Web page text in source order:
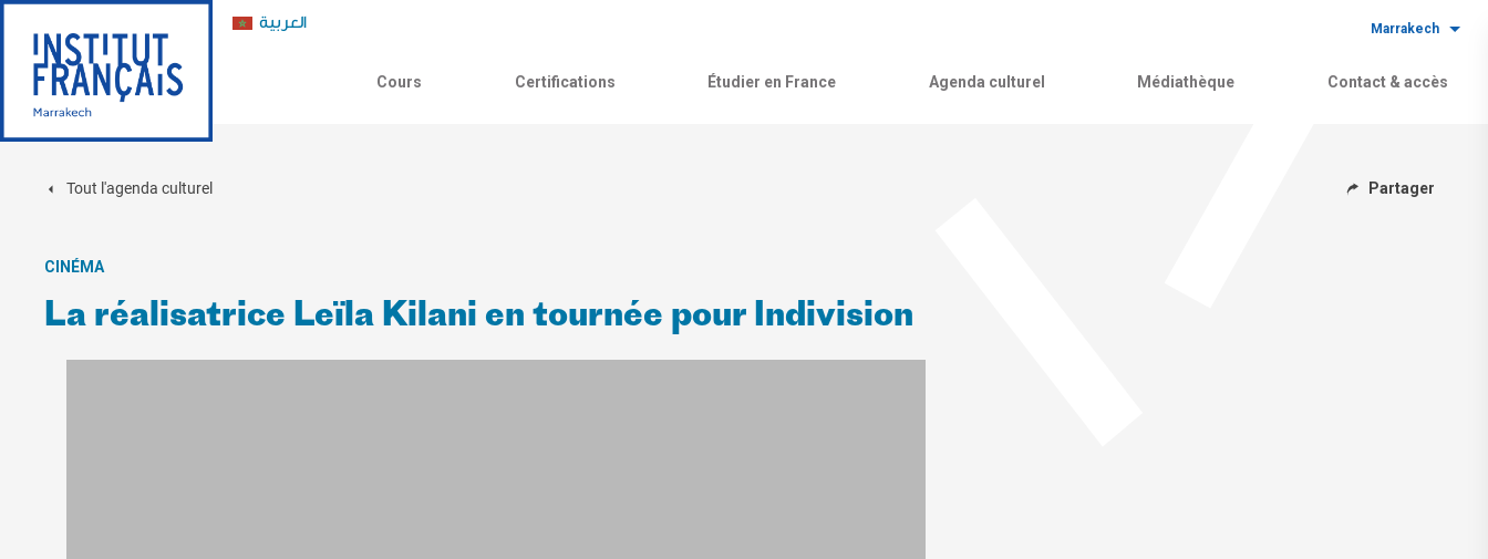
العربية Marrakech
Cours Certifications Étudier en France Agenda culturel Médiathèque Contact & accès
Tout l'agenda culturel Partager
CINÉMA
La réalisatrice Leïla Kilani en tournée pour Indivision